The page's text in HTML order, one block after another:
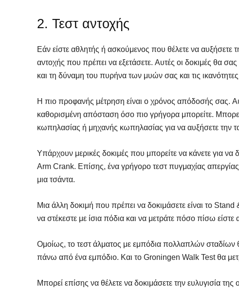
Βρες
Γιατρό
Βρες
Γιατρό
2. Τεστ αντοχής
Εάν είστε αθλητής ή ασκούμενος που θέλετε να
αντοχής που πρέπει να εξετάσετε. Αυτές οι δοκιμές θα
και τη δύναμη του πυρήνα των μυών σας και τις
Η πιο προφανής μέτρηση είναι ο χρόνος απόδοσής σας.
καθορισμένη απόσταση όσο πιο γρήγορα μπορείτε.
κωπηλασίας ή μηχανής κωπηλασίας για να αυξήσετε την
Υπάρχουν μερικές δοκιμές που μπορείτε να κάνετε για
Arm Crank. Επίσης, ένα γρήγορο τεστ πυγμαχίας
μια τσάντα.
Μια άλλη δοκιμή που πρέπει να δοκιμάσετε είναι το
να στέκεστε με ίσια πόδια και να μετράτε πόσο πίσω
Ομοίως, το τεστ άλματος με εμπόδια πολλαπλών
πάνω από ένα εμπόδιο. Και το Groningen Walk Test θα
Μπορεί επίσης να θέλετε να δοκιμάσετε την ευλυγισία